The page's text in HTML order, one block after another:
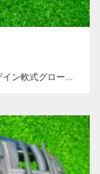
ン軟式グロー...